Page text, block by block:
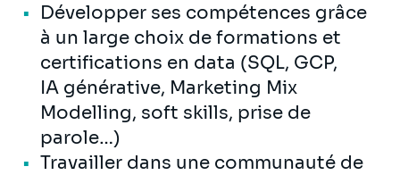
Développer ses compétences grâce
à un large choix de formations et
certifications en data (SQL, GCP,
IA générative, Marketing Mix
Modelling, soft skills, prise de
parole…)
Travailler dans une communauté de